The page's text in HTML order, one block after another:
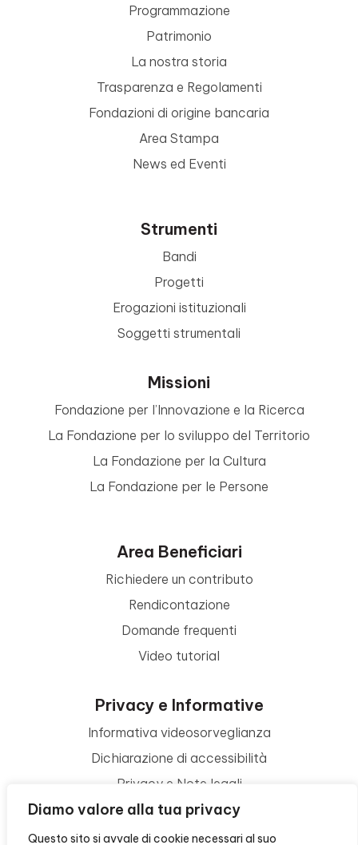
Diamo valore alla tua privacy
Questo sito si avvale di cookie necessari al suo
Programmazione
Patrimonio
La nostra storia
Trasparenza e Regolamenti
Fondazioni di origine bancaria
Area Stampa
News ed Eventi
Strumenti
Bandi
Progetti
Erogazioni istituzionali
Soggetti strumentali
Missioni
Fondazione per l’Innovazione e la Ricerca
La Fondazione per lo sviluppo del Territorio
La Fondazione per la Cultura
La Fondazione per le Persone
Area Beneficiari
Richiedere un contributo
Rendicontazione
Domande frequenti
Video tutorial
Privacy e Informative
Informativa videosorveglianza
Dichiarazione di accessibilità
Privacy e Note legali
Termini di utilizzo
Cookie policy